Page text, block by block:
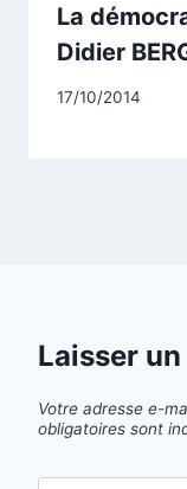
La
Didier
Par
17/10/2014
Laisser
Votre adresse e-
obligatoires sont